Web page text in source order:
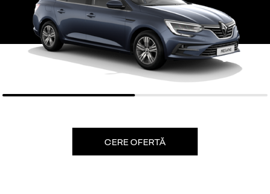
CERE OFERTĂ